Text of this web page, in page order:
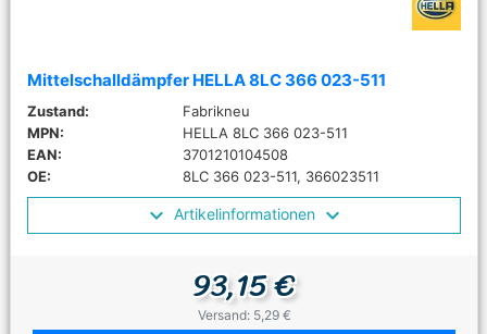
Mittelschalldämpfer HELLA 8LC 366 023-511
Zustand:
Fabrikneu
MPN:
HELLA 8LC 366 023-511
EAN:
3701210104508
OE:
8LC 366 023-511, 366023511
Artikelinformationen
93,15 €
Versand: 5,29 €